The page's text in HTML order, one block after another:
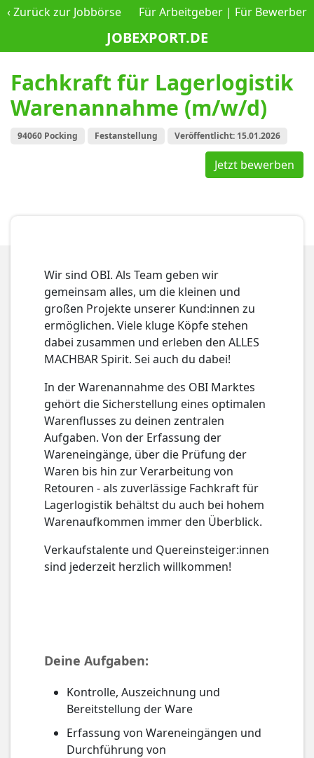
‹Zurück zur Jobbörse
JOBEXPORT.DE
Für Arbeitgeber | Für Bewerber
Fachkraft für Lagerlogistik
Warenannahme (m/w/d)
94060 Pocking Festanstellung Veröffentlicht: 15.01.2026
Jetzt bewerben
Wir sind OBI. Als Team geben wir
gemeinsam alles, um die kleinen und
großen Projekte unserer Kund:innen zu
ermöglichen. Viele kluge Köpfe stehen
dabei zusammen und erleben den ALLES
MACHBAR Spirit. Sei auch du dabei!
In der Warenannahme des OBI Marktes
gehört die Sicherstellung eines optimalen
Warenflusses zu deinen zentralen
Aufgaben. Von der Erfassung der
Wareneingänge, über die Prüfung der
Waren bis hin zur Verarbeitung von
Retouren - als zuverlässige Fachkraft für
Lagerlogistik behältst du auch bei hohem
Warenaufkommen immer den Überblick.
Verkaufstalente und Quereinsteiger:innen
sind jederzeit herzlich willkommen!
Deine Aufgaben:
Kontrolle, Auszeichnung und
Bereitstellung der Ware
Erfassung von Wareneingängen und
Durchführung von